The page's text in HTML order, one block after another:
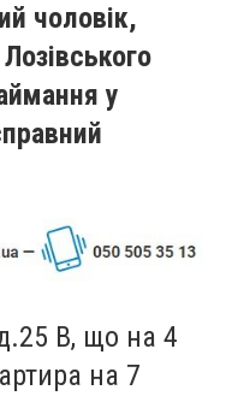
чоловік,
у
В, що на 4
на 7